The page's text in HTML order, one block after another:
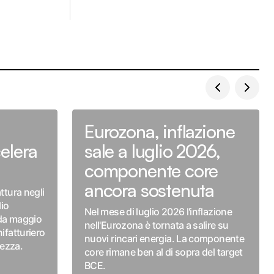
negli
maggio
Eurozona, inflazione
sale a luglio 2026,
componente core
ancora sostenuta
Nel mese di luglio 2026 l'inflazione
nell'Eurozona è tornata a salire su
nuovi rincari energia. La componente
core rimane ben al di sopra del target
BCE.